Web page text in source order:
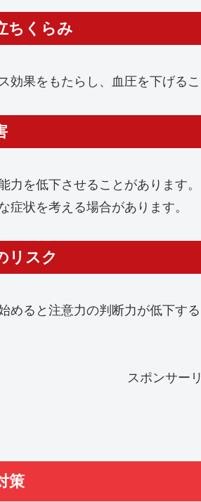
ちくらみ
効果をもたらし、血圧を下げるこ
力を低下させることがあります
症状を考える場合があります。
リスク
めると注意力の判断力が低下す
スポンサー
策